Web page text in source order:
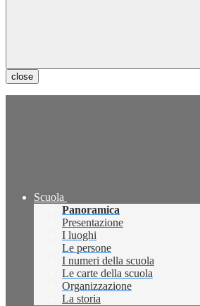
close
Scuola
Panoramica
Presentazione
I luoghi
Le persone
I numeri della scuola
Le carte della scuola
Organizzazione
La storia